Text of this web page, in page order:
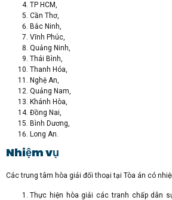
TP HCM,
Cần Thơ,
Bắc Ninh,
Vĩnh Phúc,
Quảng Ninh,
Thái Bình,
Thanh Hóa,
Nghệ An,
Quảng Nam,
Khánh Hòa,
Đồng Nai,
Bình Dương,
Long An.
Nhiệm vụ
Các trung tâm hòa giải đối thoại tại Tòa án có
Thực hiện hòa giải các tranh chấp dân